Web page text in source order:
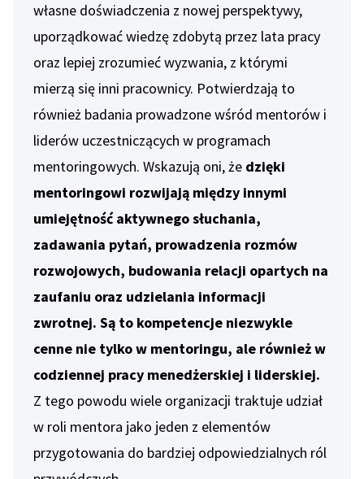
własne doświadczenia z nowej perspektywy,
uporządkować wiedzę zdobytą przez lata pracy
oraz lepiej zrozumieć wyzwania, z którymi
mierzą się inni pracownicy. Potwierdzają to
również badania prowadzone wśród mentorów i
liderów uczestniczących w programach
mentoringowych. Wskazują oni, że dzięki
mentoringowi rozwijają między innymi
umiejętność aktywnego słuchania,
zadawania pytań, prowadzenia rozmów
rozwojowych, budowania relacji opartych na
zaufaniu oraz udzielania informacji
zwrotnej. Są to kompetencje niezwykle
cenne nie tylko w mentoringu, ale również w
codziennej pracy menedżerskiej i liderskiej.
Z tego powodu wiele organizacji traktuje udział
w roli mentora jako jeden z elementów
przygotowania do bardziej odpowiedzialnych ról